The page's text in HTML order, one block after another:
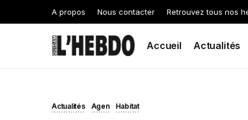
A propos Nous contacter Retrouvez tous nos
Accueil Actualités
Actualités Agen Habitat